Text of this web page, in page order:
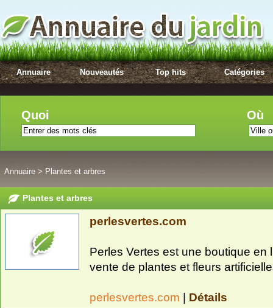
Annuaire Nouveautés Top hits Catégories
Quoi Où
Annuaire > Plantes et arbres
Plantes et arbres
perlesvertes.com
Perles Vertes est une boutique
vente de plantes et fleurs
perlesvertes.com | Détails